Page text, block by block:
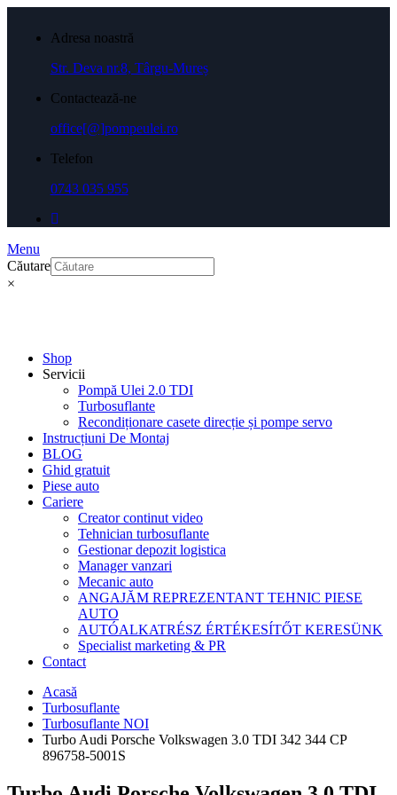
Adresa noastră
Str. Deva nr.8, Târgu-Mureș
Contactează-ne
office[@]pompeulei.ro
Telefon
0743 035 955
Menu
Căutare
×
Shop
Servicii
Pompă Ulei 2.0 TDI
Turbosuflante
Recondiționare casete direcție și pompe servo
Instrucțiuni De Montaj
BLOG
Ghid gratuit
Piese auto
Cariere
Creator continut video
Tehnician turbosuflante
Gestionar depozit logistica
Manager vanzari
Mecanic auto
ANGAJĂM REPREZENTANT TEHNIC PIESE
AUTO
AUTÓALKATRÉSZ ÉRTÉKESÍTŐT KERESÜNK
Specialist marketing & PR
Contact
Acasă
Turbosuflante
Turbosuflante NOI
Turbo Audi Porsche Volkswagen 3.0 TDI 342 344 CP
896758-5001S